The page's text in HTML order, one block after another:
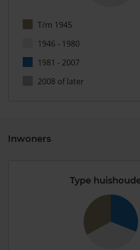
T/m 1945
1946 - 1980
1981 - 2007
2008 of later
Inwoners
Type